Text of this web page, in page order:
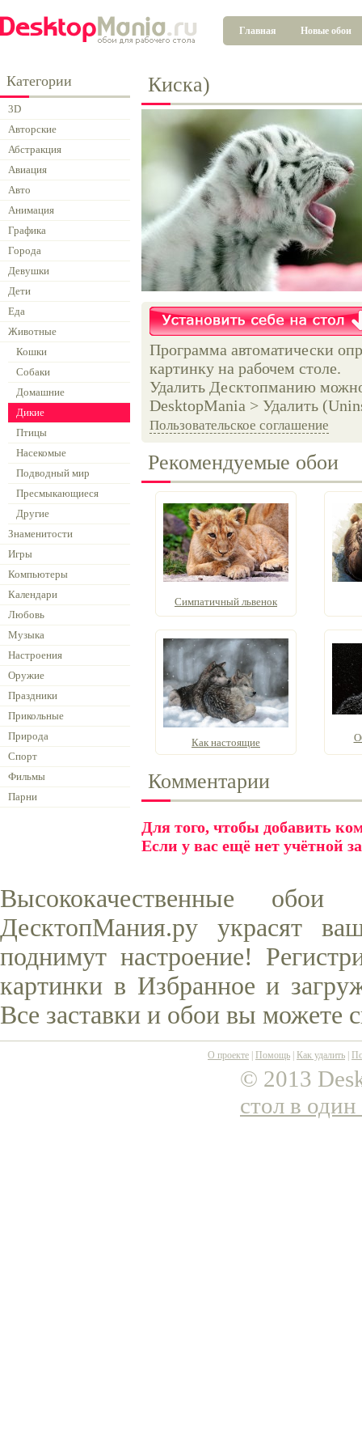
Главная Новые обои
Категории
3D
Авторские
Абстракция
Авиация
Авто
Анимация
Графика
Города
Девушки
Дети
Еда
Животные
Кошки
Собаки
Домашние
Дикие
Птицы
Насекомые
Подводный мир
Пресмыкающиеся
Другие
Знаменитости
Игры
Компьютеры
Календари
Любовь
Музыка
Настроения
Оружие
Праздники
Прикольные
Природа
Спорт
Фильмы
Парни
Киска)
Программа автоматически
картинку на рабочем столе.
Удалить Десктопманию
DesktopMania > Удалить
Пользовательское соглашение
Рекомендуемые обои
Симпатичный львенок
Как настоящие
Комментарии
Для того, чтобы добавить
Если у вас ещё нет учётной
Высококачественные
ДесктопМания.ру украсят
поднимут настроение!
картинки в Избранное и
Все заставки и обои вы можете
О проекте Помощь Как удалить
© 2013
стол в